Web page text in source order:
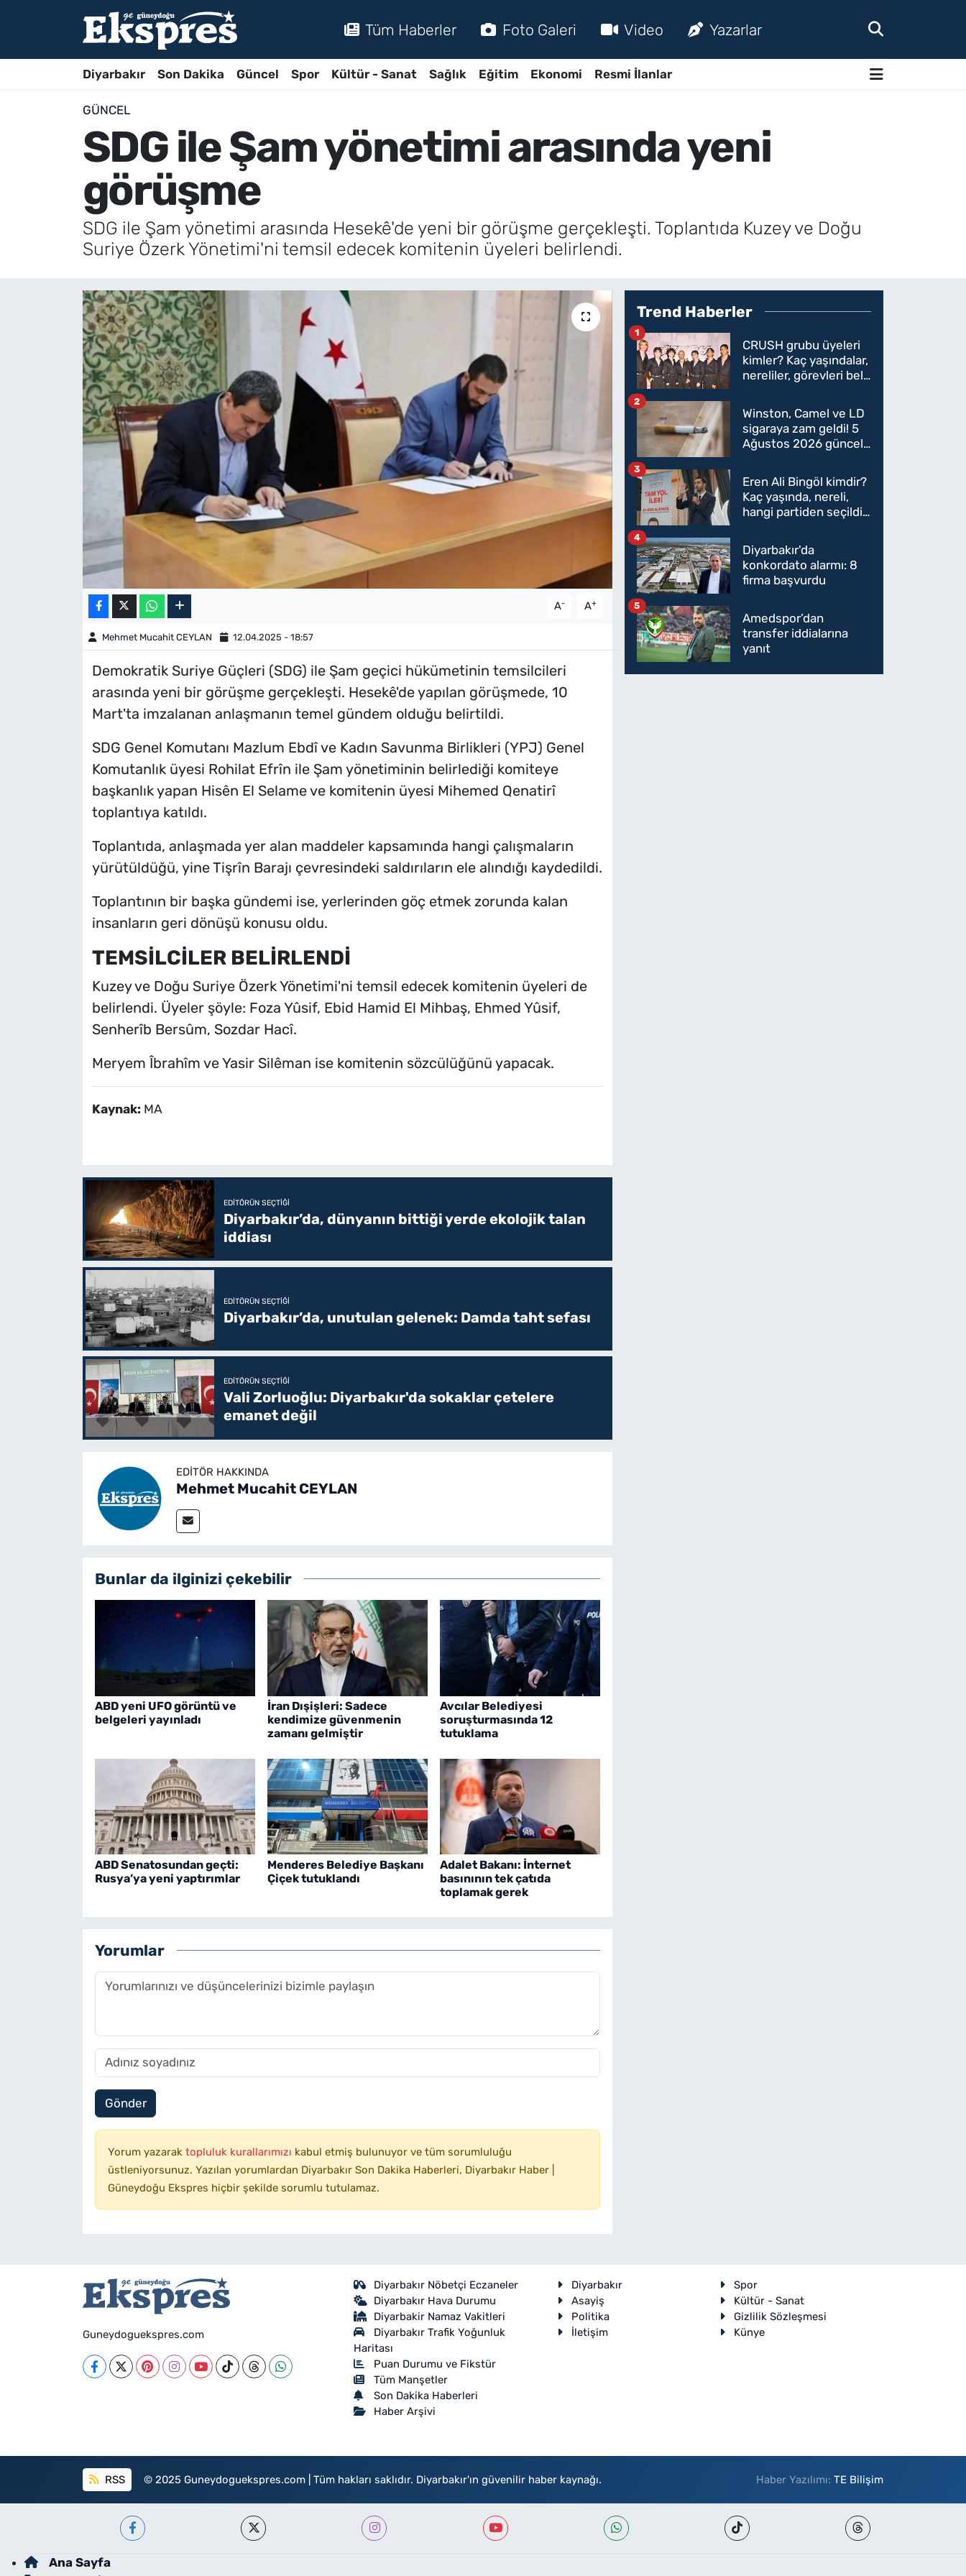
Tüm Haberler Foto Galeri Video Yazarlar
Diyarbakır Son Dakika Güncel Spor Kültür - Sanat Sağlık Eğitim Ekonomi Resmi İlanlar
GÜNCEL
SDG ile Şam yönetimi arasında yeni
görüşme
SDG ile Şam yönetimi arasında Hesekê'de yeni bir görüşme gerçekleşti. Toplantıda Kuzey ve Doğu
Suriye Özerk Yönetimi'ni temsil edecek komitenin üyeleri belirlendi.
A- A+
Mehmet Mucahit CEYLAN 12.04.2025 - 18:57
Demokratik Suriye Güçleri (SDG) ile Şam geçici hükümetinin temsilcileri
arasında yeni bir görüşme gerçekleşti. Hesekê'de yapılan görüşmede, 10
Mart'ta imzalanan anlaşmanın temel gündem olduğu belirtildi.
SDG Genel Komutanı Mazlum Ebdî ve Kadın Savunma Birlikleri (YPJ) Genel
Komutanlık üyesi Rohilat Efrîn ile Şam yönetiminin belirlediği komiteye
başkanlık yapan Hisên El Selame ve komitenin üyesi Mihemed Qenatirî
toplantıya katıldı.
Toplantıda, anlaşmada yer alan maddeler kapsamında hangi çalışmaların
yürütüldüğü, yine Tişrîn Barajı çevresindeki saldırıların ele alındığı kaydedildi.
Toplantının bir başka gündemi ise, yerlerinden göç etmek zorunda kalan
insanların geri dönüşü konusu oldu.
TEMSİLCİLER BELİRLENDİ
Kuzey ve Doğu Suriye Özerk Yönetimi'ni temsil edecek komitenin üyeleri de
belirlendi. Üyeler şöyle: Foza Yûsif, Ebid Hamid El Mihbaş, Ehmed Yûsif,
Senherîb Bersûm, Sozdar Hacî.
Meryem Îbrahîm ve Yasir Silêman ise komitenin sözcülüğünü yapacak.
Kaynak: MA
EDITÖRÜN SEÇTIĞI
Diyarbakır’da, dünyanın bittiği yerde ekolojik talan
iddiası
EDITÖRÜN SEÇTIĞI
Diyarbakır’da, unutulan gelenek: Damda taht sefası
EDITÖRÜN SEÇTIĞI
Vali Zorluoğlu: Diyarbakır'da sokaklar çetelere
emanet değil
EDITÖR HAKKINDA
Mehmet Mucahit CEYLAN
Bunlar da ilginizi çekebilir
ABD yeni UFO görüntü ve
belgeleri yayınladı
İran Dışişleri: Sadece
kendimize güvenmenin
zamanı gelmiştir
Avcılar Belediyesi
soruşturmasında 12
tutuklama
ABD Senatosundan geçti:
Rusya’ya yeni yaptırımlar
Menderes Belediye Başkanı
Çiçek tutuklandı
Adalet Bakanı: İnternet
basınının tek çatıda
toplamak gerek
Yorumlar
Gönder
Yorum yazarak topluluk kurallarımızı kabul etmiş bulunuyor ve tüm sorumluluğu
üstleniyorsunuz. Yazılan yorumlardan Diyarbakır Son Dakika Haberleri, Diyarbakır Haber |
Güneydoğu Ekspres hiçbir şekilde sorumlu tutulamaz.
Trend Haberler
CRUSH grubu üyeleri
kimler? Kaç yaşındalar,
nereliler, görevleri belli
1
Winston, Camel ve LD
sigaraya zam geldi! 5
Ağustos 2026 güncel
oldu
2
Eren Ali Bingöl kimdir?
Kaç yaşında, nereli,
hangi partiden seçildi?
Parti'ye mi geçecek?
3
Diyarbakır'da
konkordato alarmı: 8
firma başvurdu
4
Amedspor’dan
transfer iddialarına
yanıt
5
Guneydoguekspres.com
Diyarbakır Nöbetçi Eczaneler
Diyarbakır Hava Durumu
Diyarbakir Namaz Vakitleri
Diyarbakır Trafik Yoğunluk
Haritası
Puan Durumu ve Fikstür
Tüm Manşetler
Son Dakika Haberleri
Haber Arşivi
Diyarbakır
Spor
Asayiş
Kültür - Sanat
Politika
Gizlilik Sözleşmesi
İletişim
Künye
RSS © 2025 Guneydoguekspres.com | Tüm hakları saklıdır. Diyarbakır'ın güvenilir haber kaynağı. Haber Yazılımı:TE Bilişim
Ana Sayfa